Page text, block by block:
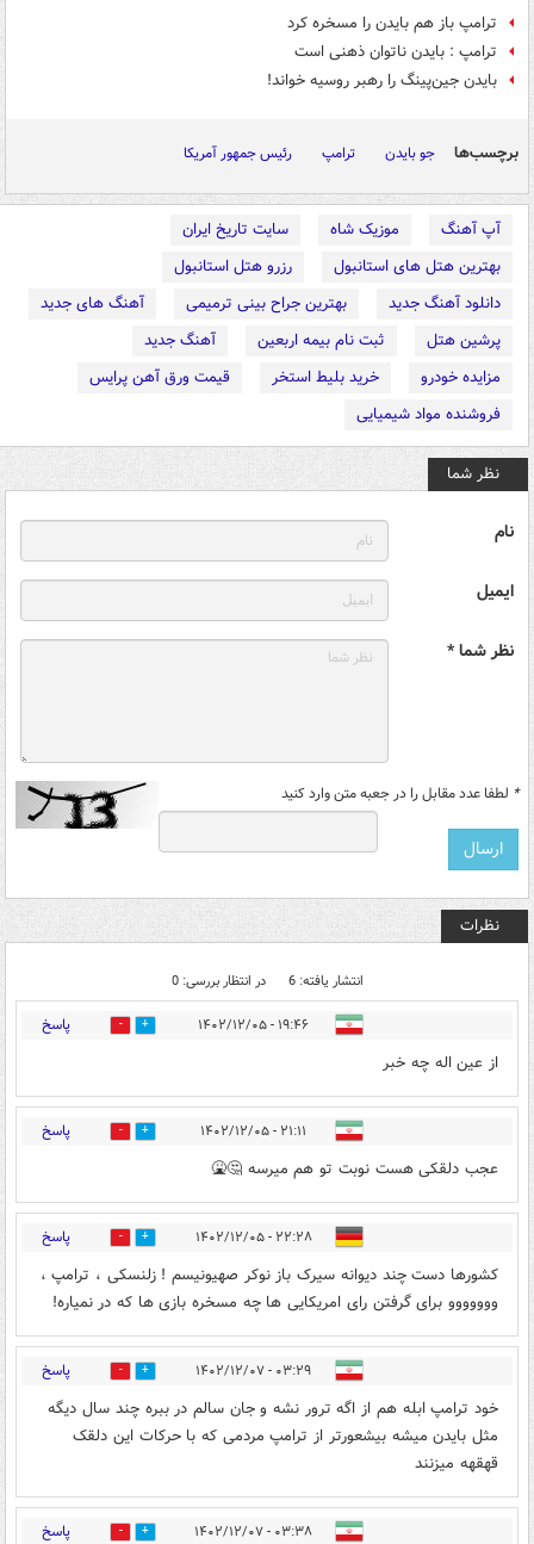
ترامپ باز هم بایدن را مسخره کرد
ترامپ : بایدن ناتوان ذهنی است
بایدن جین‌پینگ را رهبر روسیه خواند!
برچسب‌ها جو بایدن ترامپ رئیس جمهور آمریکا
آپ آهنگ موزیک شاه
سایت تاریخ ایران
بهترین هتل های استانبول
رزرو هتل استانبول
دانلود آهنگ جدید
بهترین جراح بینی ترمیمی
آهنگ های جدید
پرشین هتل
ثبت نام بیمه اربعین
آهنگ جدید
مزایده خودرو
خرید بلیط استخر
قیمت ورق آهن پرایس
فروشنده مواد شیمیایی
نظر شما
نام
ایمیل
نظر شما *
* لطفا عدد مقابل را در جعبه متن وارد کنید
نظرات
انتشار یافته: 6 در انتظار بررسی: 0
۱۹:۴۶ - ۱۴۰۲/۱۲/۰۵ 1 پاسخ
از عین اله چه خبر
۲۱:۱۱ - ۱۴۰۲/۱۲/۰۵ 3 پاسخ
عجب دلقکی هست نوبت تو هم میرسه 🤔🤮
۲۲:۲۸ - ۱۴۰۲/۱۲/۰۵ 0 پاسخ
کشورها دست چند دیوانه سیرک باز نوکر صهیونیسم ! زلنسکی ، ترامپ ،
ووووووو برای گرفتن رای امریکایی ها چه مسخره بازی ها که در نمیاره!
۰۳:۲۹ - ۱۴۰۲/۱۲/۰۷ 1 پاسخ
خود ترامپ ابله هم از اگه ترور نشه و جان سالم در ببره چند سال دیگه
مثل بایدن میشه بیشعورتر از ترامپ مردمی که با حرکات این دلقک
قهقهه میزنند
۰۳:۳۸ - ۱۴۰۲/۱۲/۰۷ 1 پاسخ